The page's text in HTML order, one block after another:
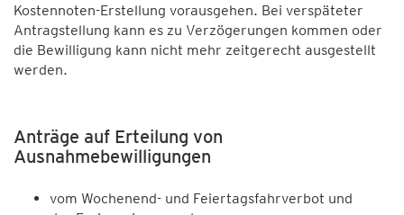
Kostennoten-Erstellung vorausgehen. Bei verspäteter
Antragstellung kann es zu Verzögerungen kommen oder
die Bewilligung kann nicht mehr zeitgerecht ausgestellt
werden.
Anträge auf Erteilung von
Ausnahmebewilligungen
vom Wochenend- und Feiertagsfahrverbot und